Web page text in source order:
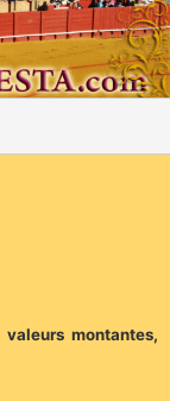
montantes,